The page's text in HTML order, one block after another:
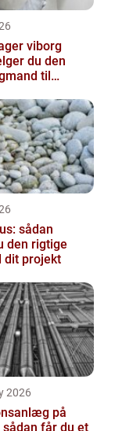
viborg
du den
til
sådan
den rigtige
dit projekt
2026
på
får du et